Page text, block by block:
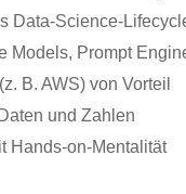
Data-Science-
Models, Prompt
B. AWS) von Vorteil
und Zahlen
Hands-on-Mentalität